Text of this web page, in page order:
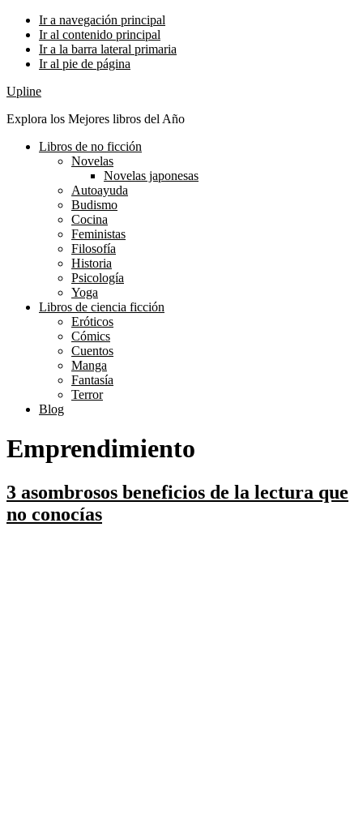
Ir a navegación principal
Ir al contenido principal
Ir a la barra lateral primaria
Ir al pie de página
Upline
Explora los Mejores libros del Año
Libros de no ficción
Novelas
Novelas japonesas
Autoayuda
Budismo
Cocina
Feministas
Filosofía
Historia
Psicología
Yoga
Libros de ciencia ficción
Eróticos
Cómics
Cuentos
Manga
Fantasía
Terror
Blog
Emprendimiento
3 asombrosos beneficios de la lectura que
no conocías